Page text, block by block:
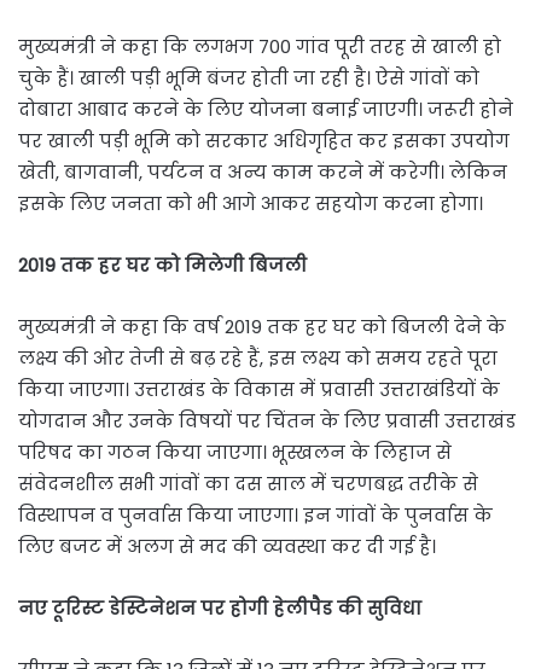
मुख्यमंत्री ने कहा कि लगभग 700 गांव पूरी तरह से खाली हो
चुके हैं। खाली पड़ी भूमि बंजर होती जा रही है। ऐसे गांवों को
दोबारा आबाद करने के लिए योजना बनाई जाएगी। जरूरी होने
पर खाली पड़ी भूमि को सरकार अधिगृहित कर इसका उपयोग
खेती, बागवानी, पर्यटन व अन्य काम करने में करेगी। लेकिन
इसके लिए जनता को भी आगे आकर सहयोग करना होगा।
2019 तक हर घर को मिलेगी बिजली
मुख्यमंत्री ने कहा कि वर्ष 2019 तक हर घर को बिजली देने के
लक्ष्य की ओर तेजी से बढ़ रहे हैं, इस लक्ष्य को समय रहते पूरा
किया जाएगा। उत्तराखंड के विकास में प्रवासी उत्तराखंडियों के
योगदान और उनके विषयों पर चिंतन के लिए प्रवासी उत्तराखंड
परिषद का गठन किया जाएगा। भूस्खलन के लिहाज से
संवेदनशील सभी गांवों का दस साल में चरणबद्ध तरीके से
विस्थापन व पुनर्वास किया जाएगा। इन गांवों के पुनर्वास के
लिए बजट में अलग से मद की व्यवस्था कर दी गई है।
नए टूरिस्ट डेस्टिनेशन पर होगी हेलीपैड की सुविधा